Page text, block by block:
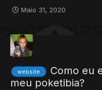
Maio 31, 2020
website
Como eu
meu poketibia?